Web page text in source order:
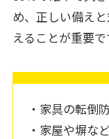
め、正しい備え
えることが重要で
・家具の転倒
・家屋や塀な